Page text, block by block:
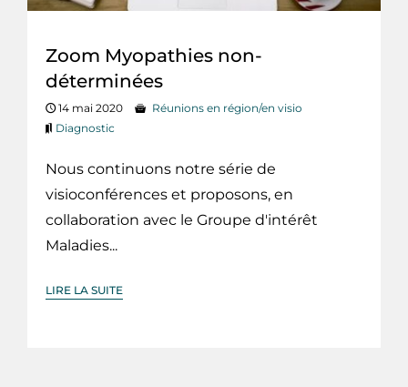
Zoom Myopathies non-
déterminées
14 mai 2020
Réunions en région/en visio
Diagnostic
Nous continuons notre série de
visioconférences et proposons, en
collaboration avec le Groupe d'intérêt
Maladies...
LIRE LA SUITE